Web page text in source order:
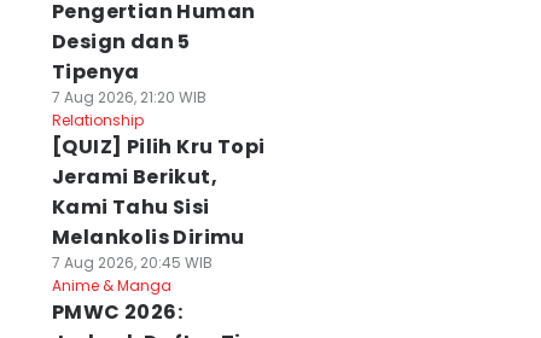
Pengertian Human
Design dan 5
Tipenya
7 Aug 2026, 21:20 WIB
Relationship
[QUIZ] Pilih Kru Topi
Jerami Berikut,
Kami Tahu Sisi
Melankolis Dirimu
7 Aug 2026, 20:45 WIB
Anime & Manga
PMWC 2026: